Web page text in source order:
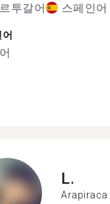
투갈어 스페인어
L.
Arapiraca